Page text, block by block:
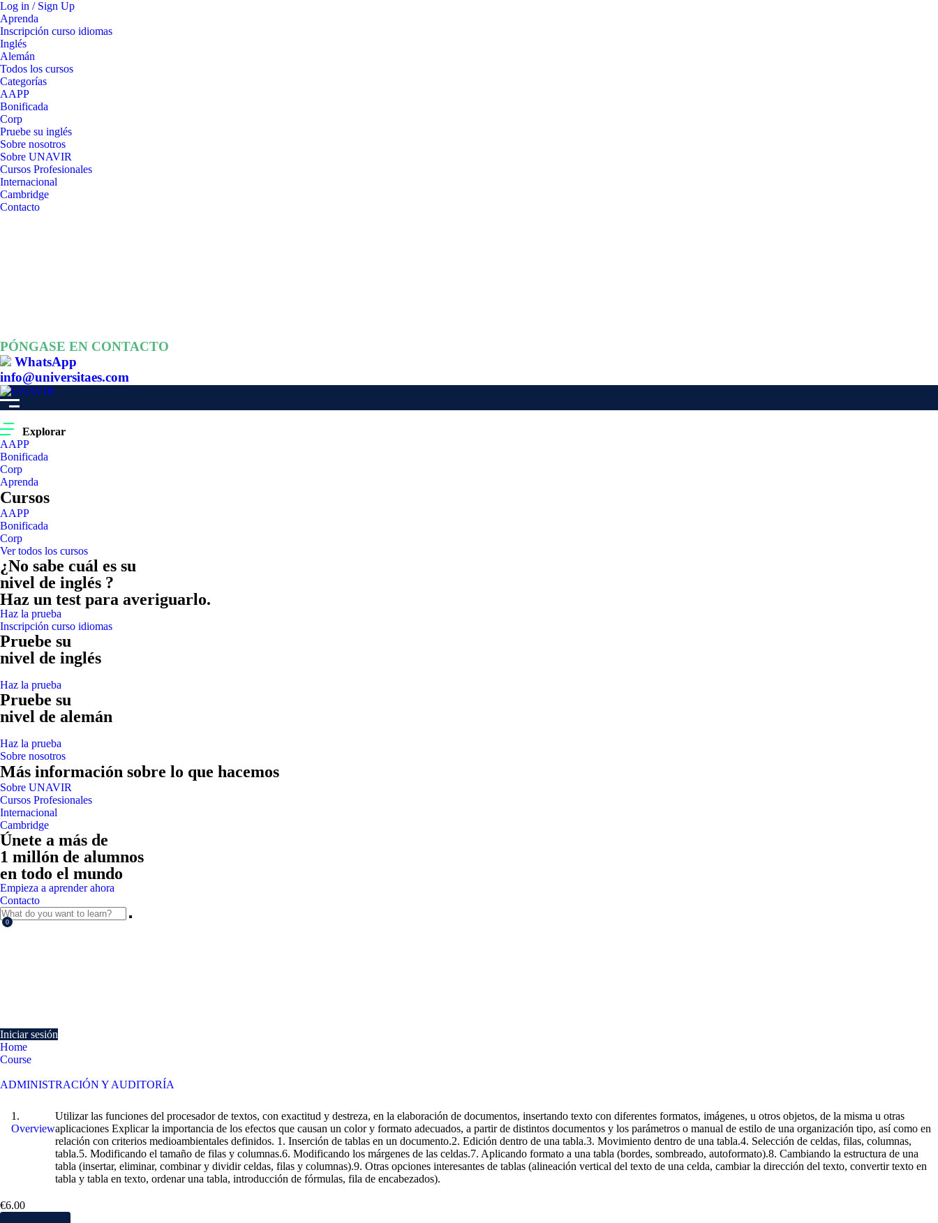
Log in / Sign Up
Aprenda
Inscripción curso idiomas
Inglés
Alemán
Todos los cursos
Categorías
AAPP
Bonificada
Corp
Pruebe su inglés
Sobre nosotros
Sobre UNAVIR
Cursos Profesionales
Internacional
Cambridge
Contacto
PÓNGASE EN CONTACTO
WhatsApp
info@universitaes.com
Explorar
AAPP
Bonificada
Corp
Aprenda
Cursos
AAPP
Bonificada
Corp
Ver todos los cursos
¿No sabe cuál es su
nivel de inglés ?
Haz un test para averiguarlo.
Haz la prueba
Inscripción curso idiomas
Pruebe su
nivel de inglés
Haz la prueba
Pruebe su
nivel de alemán
Haz la prueba
Sobre nosotros
Más información sobre lo que hacemos
Sobre UNAVIR
Cursos Profesionales
Internacional
Cambridge
Únete a más de
1 millón de alumnos
en todo el mundo
Empieza a aprender ahora
Contacto
0
Iniciar sesión
Home
Course
ADMINISTRACIÓN Y AUDITORÍA
Overview
Utilizar las funciones del procesador de textos, con exactitud y destreza, en la elaboración de documentos, insertando texto con diferentes formatos, imágenes, u otros objetos, de la misma u otras
aplicaciones Explicar la importancia de los efectos que causan un color y formato adecuados, a partir de distintos documentos y los parámetros o manual de estilo de una organización tipo, así como en
relación con criterios medioambientales definidos. 1. Inserción de tablas en un documento.2. Edición dentro de una tabla.3. Movimiento dentro de una tabla.4. Selección de celdas, filas, columnas,
tabla.5. Modificando el tamaño de filas y columnas.6. Modificando los márgenes de las celdas.7. Aplicando formato a una tabla (bordes, sombreado, autoformato).8. Cambiando la estructura de una
tabla (insertar, eliminar, combinar y dividir celdas, filas y columnas).9. Otras opciones interesantes de tablas (alineación vertical del texto de una celda, cambiar la dirección del texto, convertir texto en
tabla y tabla en texto, ordenar una tabla, introducción de fórmulas, fila de encabezados).
€6.00